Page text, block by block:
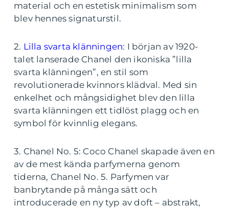
material och en estetisk minimalism som
blev hennes signaturstil.
2. Lilla svarta klänningen: I början av 1920-
talet lanserade Chanel den ikoniska ”lilla
svarta klänningen”, en stil som
revolutionerade kvinnors klädval. Med sin
enkelhet och mångsidighet blev den lilla
svarta klänningen ett tidlöst plagg och en
symbol för kvinnlig elegans.
3. Chanel No. 5: Coco Chanel skapade även en
av de mest kända parfymerna genom
tiderna, Chanel No. 5. Parfymen var
banbrytande på många sätt och
introducerade en ny typ av doft – abstrakt,